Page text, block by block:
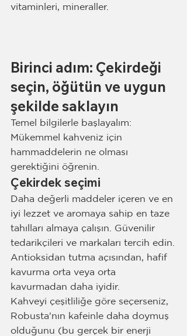
vitaminleri, mineraller.
Birinci adım: Çekirdeği
seçin, öğütün ve uygun
şekilde saklayın
Temel bilgilerle başlayalım:
Mükemmel kahveniz için
hammaddelerin ne olması
gerektiğini öğrenin.
Çekirdek seçimi
Daha değerli maddeler içeren ve en
iyi lezzet ve aromaya sahip en taze
tahılları almaya çalışın. Güvenilir
tedarikçileri ve markaları tercih edin.
Antioksidan tutma açısından, hafif
kavurma orta veya orta
kavurmadan daha iyidir.
Kahveyi çeşitliliğe göre seçerseniz,
Robusta'nın kafeinle daha doymuş
olduğunu (bu gerçek bir enerji